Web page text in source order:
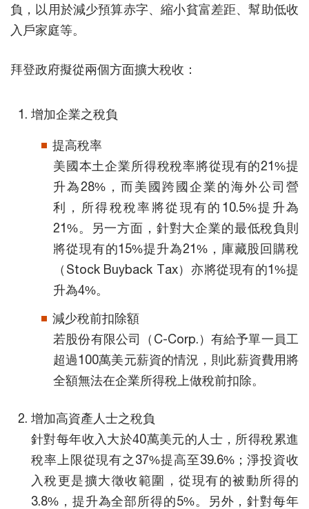
負，以用於減少預算赤字、縮小貧富差距、幫助低收
入戶家庭等。
拜登政府擬從兩個方面擴大稅收：
增加企業之稅負
提高稅率
美國本土企業所得稅稅率將從現有的21%提
升為28%，而美國跨國企業的海外公司營
利，所得稅稅率將從現有的10.5%提升為
21%。另一方面，針對大企業的最低稅負則
將從現有的15%提升為21%，庫藏股回購稅
（Stock Buyback Tax）亦將從現有的1%提
升為4%。
減少稅前扣除額
若股份有限公司（C-Corp.）有給予單一員工
超過100萬美元薪資的情況，則此薪資費用將
全額無法在企業所得稅上做稅前扣除。
增加高資產人士之稅負
針對每年收入大於40萬美元的人士，所得稅累進
稅率上限從現有之37%提高至39.6%；淨投資收
入稅更是擴大徵收範圍，從現有的被動所得的
3.8%，提升為全部所得的5%。另外，針對每年